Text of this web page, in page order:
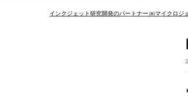
インクジェット研究開発のパートナー ㈱マイクロジ